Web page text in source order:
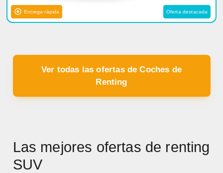
Entrega rápida Oferta destacada
Ver todas las ofertas de Coches de
Renting
Las mejores ofertas de renting
SUV